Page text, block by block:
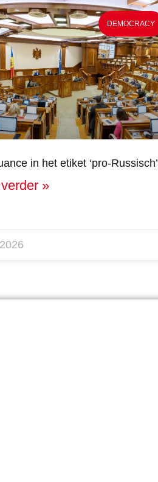
DEMOCRACY
in het etiket ‘pro-Russisch’
»